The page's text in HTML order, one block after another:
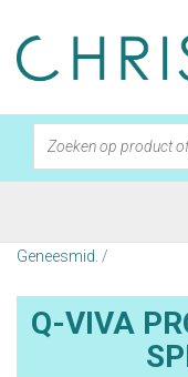
Geneesmid. /
Q-VIVA